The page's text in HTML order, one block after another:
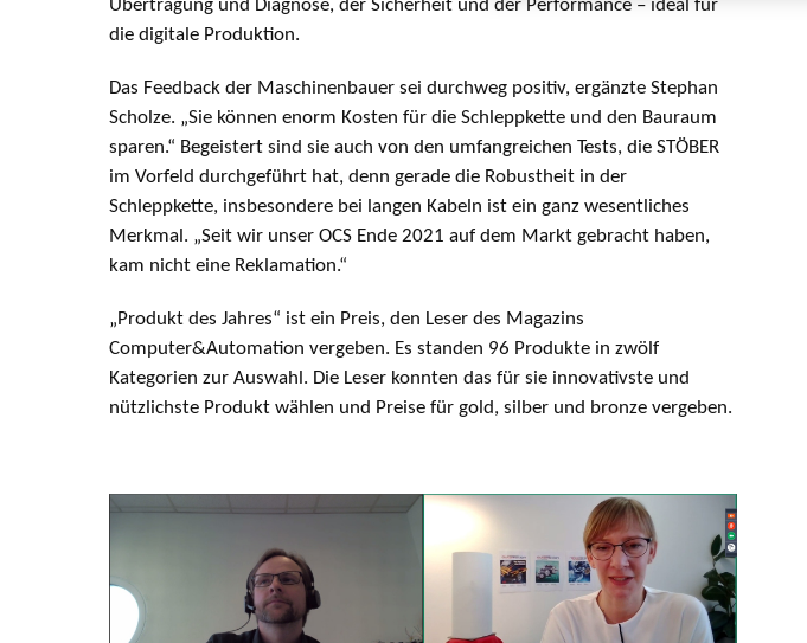
Übertragung und Diagnose, der Sicherheit und der Performance – ideal für
die digitale Produktion.
Das Feedback der Maschinenbauer sei durchweg positiv, ergänzte Stephan
Scholze. „Sie können enorm Kosten für die Schleppkette und den Bauraum
sparen.“ Begeistert sind sie auch von den umfangreichen Tests, die STÖBER
im Vorfeld durchgeführt hat, denn gerade die Robustheit in der
Schleppkette, insbesondere bei langen Kabeln ist ein ganz wesentliches
Merkmal. „Seit wir unser OCS Ende 2021 auf dem Markt gebracht haben,
kam nicht eine Reklamation.“
„Produkt des Jahres“ ist ein Preis, den Leser des Magazins
Computer&Automation vergeben. Es standen 96 Produkte in zwölf
Kategorien zur Auswahl. Die Leser konnten das für sie innovativste und
nützlichste Produkt wählen und Preise für gold, silber und bronze vergeben.